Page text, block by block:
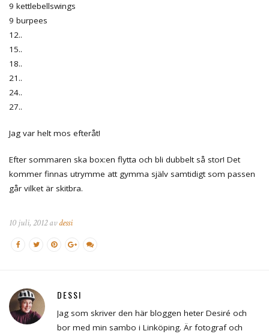
9 kettlebellswings
9 burpees
12..
15..
18..
21..
24..
27..
Jag var helt mos efteråt!
Efter sommaren ska box:en flytta och bli dubbelt så stor! Det
kommer finnas utrymme att gymma själv samtidigt som passen
går vilket är skitbra.
10 juli, 2012 avdessi
DESSI
Jag som skriver den här bloggen heter Desiré och
bor med min sambo i Linköping. Är fotograf och